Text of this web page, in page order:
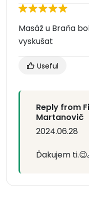
Masáž u Braňa
vyskušat
Useful
Reply from
Martanovič
2024.06.28
Ďakujem